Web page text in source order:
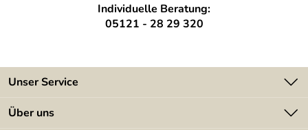
Hier die Speisekarte:
Wer Spaß daran hat die Leckereien nachzukochen, dem
Zur Begrüßung:Birnenmousseline
Olivenöl
Individuelle Beratung:
05121 - 28 29 320
Unser Service
Kontakt
Über uns